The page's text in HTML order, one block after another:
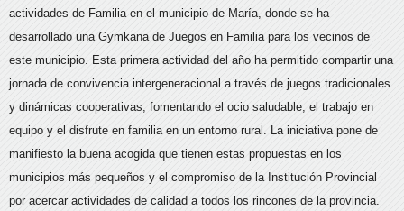
actividades de Familia en el municipio de María, donde se ha
desarrollado una Gymkana de Juegos en Familia para los vecinos de
este municipio. Esta primera actividad del año ha permitido compartir una
jornada de convivencia intergeneracional a través de juegos tradicionales
y dinámicas cooperativas, fomentando el ocio saludable, el trabajo en
equipo y el disfrute en familia en un entorno rural. La iniciativa pone de
manifiesto la buena acogida que tienen estas propuestas en los
municipios más pequeños y el compromiso de la Institución Provincial
por acercar actividades de calidad a todos los rincones de la provincia.